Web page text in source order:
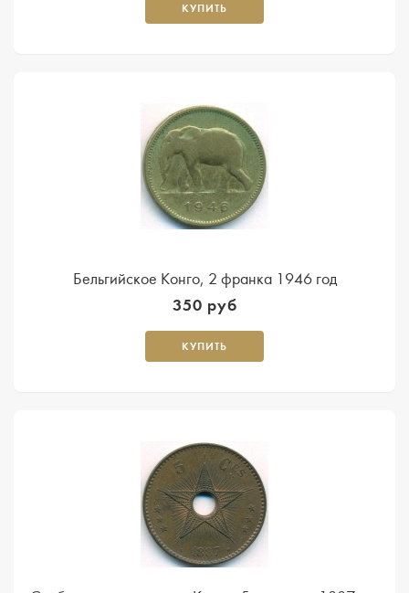
КУПИТЬ
Бельгийское Конго, 2 франка 1946 год
350 руб
КУПИТЬ